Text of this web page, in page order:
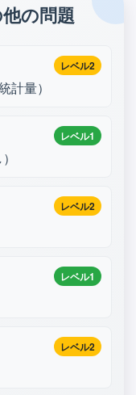
の問題
レベル2
計量）
レベル1
レベル2
レベル1
レベル2